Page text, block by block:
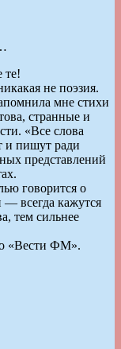
те!
не поэзия.
мне стихи
странные и
«Все слова
и пишут ради
представлений
говорится о
всегда кажутся
тем сильнее
«Вести ФМ».